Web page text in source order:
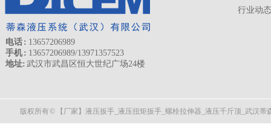
电话 : 13657206989
手机 : 13657206989/13971357523
地址:武汉市武昌区恒大世纪广场24楼
行业动态
版权所有 © 【厂家】液压扳手_液压扭矩扳手_螺栓拉伸器_液压千斤顶_武汉蒂